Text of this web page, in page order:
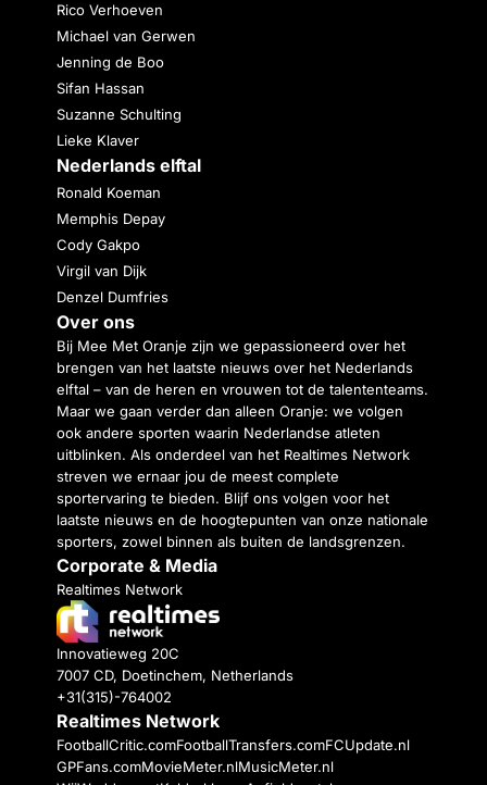
Rico Verhoeven
Michael van Gerwen
Jenning de Boo
Sifan Hassan
Suzanne Schulting
Lieke Klaver
Nederlands elftal
Ronald Koeman
Memphis Depay
Cody Gakpo
Virgil van Dijk
Denzel Dumfries
Over ons
Bij Mee Met Oranje zijn we gepassioneerd over het
brengen van het laatste nieuws over het Nederlands
elftal – van de heren en vrouwen tot de talententeams.
Maar we gaan verder dan alleen Oranje: we volgen
ook andere sporten waarin Nederlandse atleten
uitblinken. Als onderdeel van het Realtimes Network
streven we ernaar jou de meest complete
sportervaring te bieden. Blijf ons volgen voor het
laatste nieuws en de hoogtepunten van onze nationale
sporters, zowel binnen als buiten de landsgrenzen.
Corporate & Media
Realtimes Network
Innovatieweg 20C
7007 CD, Doetinchem, Netherlands
+31(315)-764002
Realtimes Network
FootballCritic.comFootballTransfers.comFCUpdate.nl
GPFans.comMovieMeter.nlMusicMeter.nl